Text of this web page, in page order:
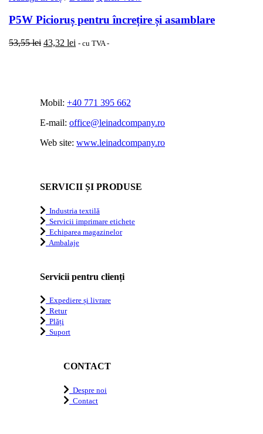
P5W Picioruș pentru încrețire și asamblare
53,55lei Prețul
43,32 lei Prețul
- cu TVA -
Mobil: +40 771 395 662
E-mail: office@leinadcompany.ro
Web site: www.leinadcompany.ro
SERVICII ȘI PRODUSE
Industria textilă
Servicii imprimare etichete
Echiparea magazinelor
Ambalaje
Servicii pentru clienți
Expediere și livrare
Retur
Plăți
Suport
CONTACT
Despre noi
Contact